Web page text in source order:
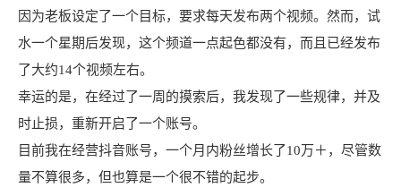
因为老板设定了一个目标，要求每天发布两个视频。然而，试
水一个星期后发现，这个频道一点起色都没有，而且已经发布
了大约14个视频左右。
幸运的是，在经过了一周的摸索后，我发现了一些规律，并及
时止损，重新开启了一个账号。
目前我在经营抖音账号，一个月内粉丝增长了10万＋，尽管数
量不算很多，但也算是一个很不错的起步。